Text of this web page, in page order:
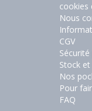
cookies
Nous
CGV
Stock et
Nos
Pour
FAQ